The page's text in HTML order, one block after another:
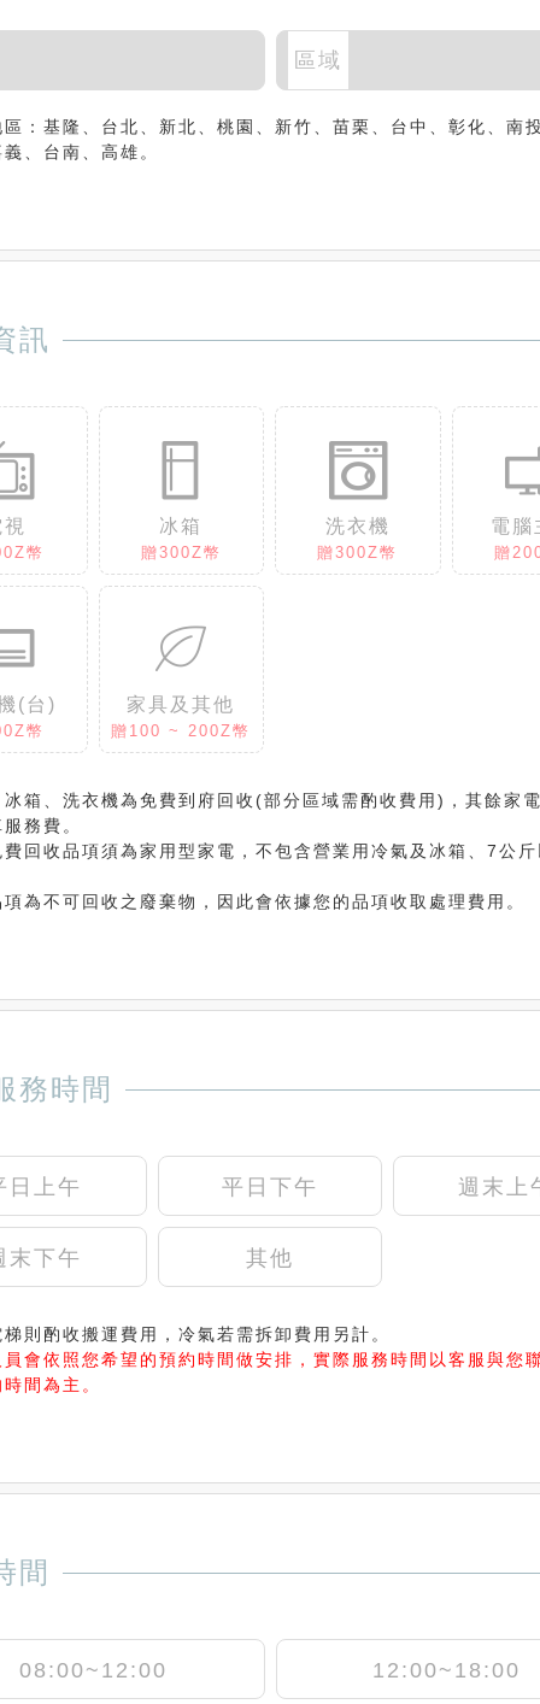
區域
區：基隆、台北、新北、桃園、新竹、苗栗、台中、彰化、南
、台南、高雄。
訊
幣
冰箱
贈300Z幣
洗衣機
贈300Z幣
電腦
贈
(台)
幣
家具及其他
贈100 ~ 200Z幣
冰箱、洗衣機為免費到府回收(部分區域需酌收費用)，其餘家
務費。
費回收品項須為家用型家電，不包含營業用冷氣及冰箱、7公斤
為不可回收之廢棄物，因此會依據您的品項收取處理費用。
務時間
日上午 平日下午 週末上
末下午 其他
則酌收搬運費用，冷氣若需拆卸費用另計。
員會依照您希望的預約時間做安排，實際服務時間以客服與您
間為主。
間
08:00~12:00 12:00~18:00